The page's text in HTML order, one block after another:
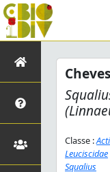
Classe :
Leuciscidae
Squalius